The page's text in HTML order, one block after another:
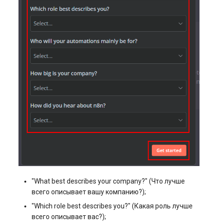
"What best describes your company?" (Что лучше
всего описывает вашу компанию?);
"Which role best describes you?" (Какая роль лучше
всего описывает вас?);